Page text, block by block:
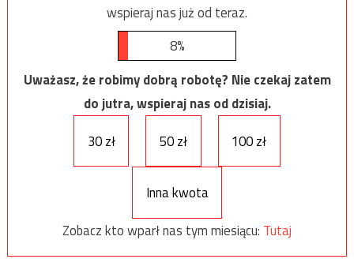
wspieraj nas już od teraz.
8%
Uważasz, że robimy dobrą robotę? Nie czekaj zatem
do jutra, wspieraj nas od dzisiaj.
30 zł
50 zł 100 zł
Inna kwota
Zobacz kto wparł nas tym miesiącu: Tutaj